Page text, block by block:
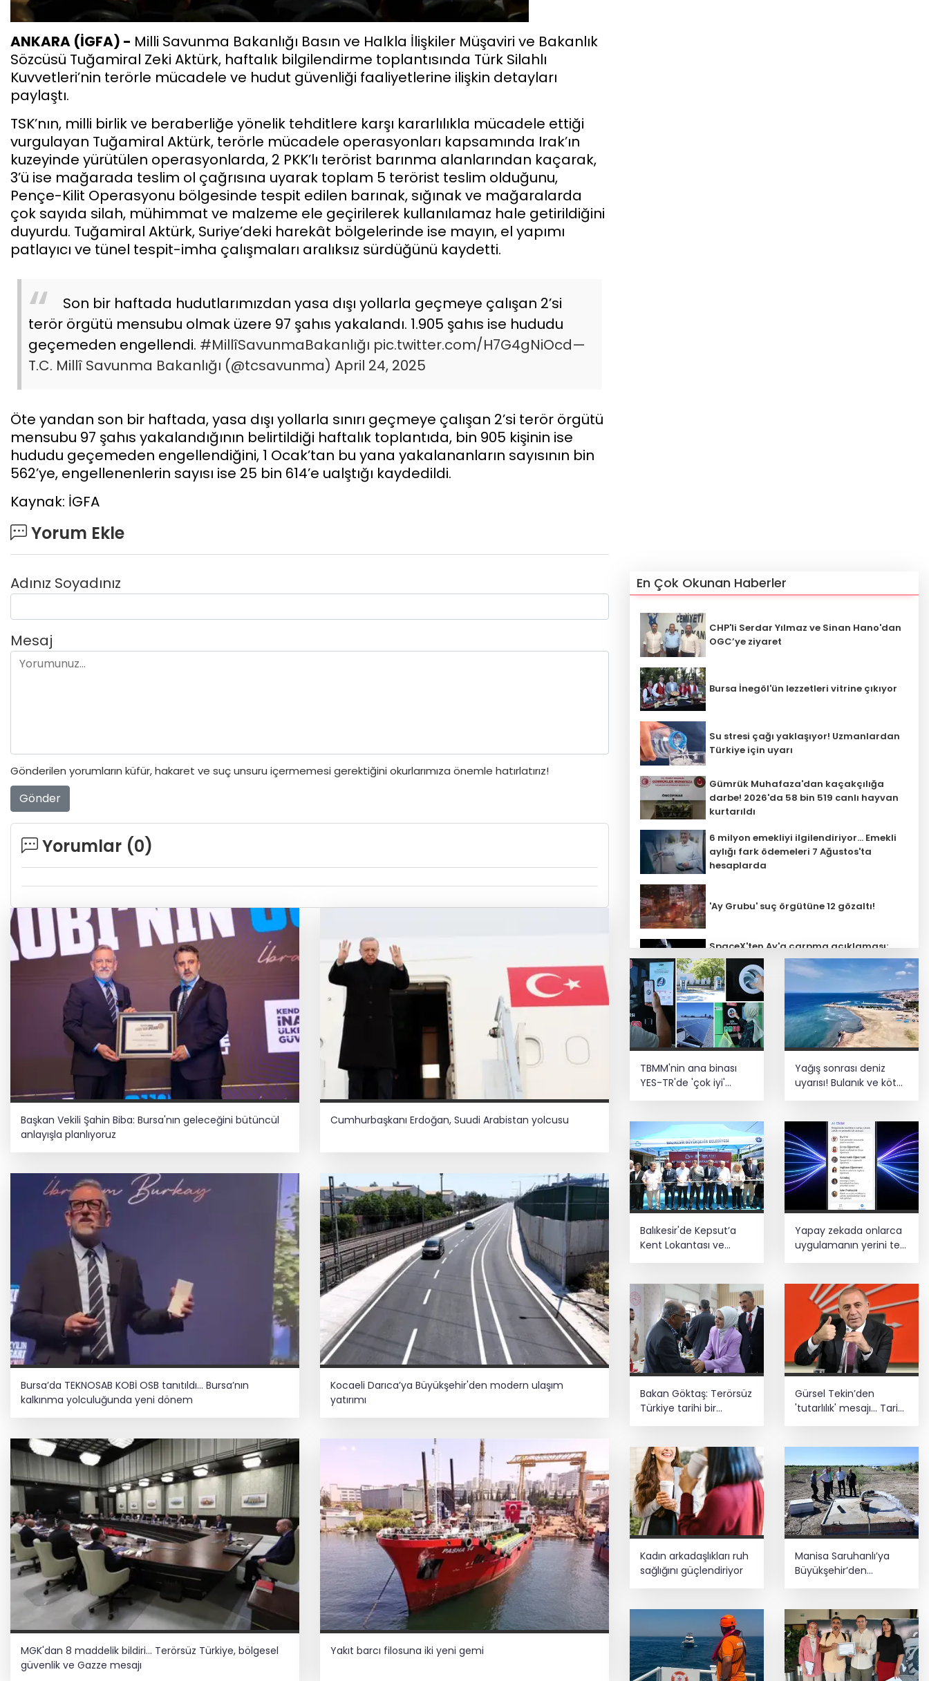
ANKARA (İGFA) - Milli Savunma Bakanlığı Basın ve Halkla İlişkiler Müşaviri ve Bakanlık
Sözcüsü Tuğamiral Zeki Aktürk, haftalık bilgilendirme toplantısında Türk Silahlı
Kuvvetleri’nin terörle mücadele ve hudut güvenliği faaliyetlerine ilişkin detayları
paylaştı.
TSK’nın, milli birlik ve beraberliğe yönelik tehditlere karşı kararlılıkla mücadele ettiği
vurgulayan Tuğamiral Aktürk, terörle mücadele operasyonları kapsamında Irak’ın
kuzeyinde yürütülen operasyonlarda, 2 PKK’lı terörist barınma alanlarından kaçarak,
3’ü ise mağarada teslim ol çağrısına uyarak toplam 5 terörist teslim olduğunu,
Pençe-Kilit Operasyonu bölgesinde tespit edilen barınak, sığınak ve mağaralarda
çok sayıda silah, mühimmat ve malzeme ele geçirilerek kullanılamaz hale getirildiğini
duyurdu. Tuğamiral Aktürk, Suriye’deki harekât bölgelerinde ise mayın, el yapımı
patlayıcı ve tünel tespit-imha çalışmaları aralıksız sürdüğünü kaydetti.
Son bir haftada hudutlarımızdan yasa dışı yollarla geçmeye çalışan 2’si
terör örgütü mensubu olmak üzere 97 şahıs yakalandı. 1.905 şahıs ise hududu
geçemeden engellendi. #MillîSavunmaBakanlığı pic.twitter.com/H7G4gNiOcd—
T.C. Millî Savunma Bakanlığı (@tcsavunma) April 24, 2025
Öte yandan son bir haftada, yasa dışı yollarla sınırı geçmeye çalışan 2’si terör örgütü
mensubu 97 şahıs yakalandığının belirtildiği haftalık toplantıda, bin 905 kişinin ise
hududu geçemeden engellendiğini, 1 Ocak’tan bu yana yakalananların sayısının bin
562’ye, engellenenlerin sayısı ise 25 bin 614’e ualştığı kaydedildi.
Kaynak: İGFA
Yorum Ekle
Adınız Soyadınız
Mesaj
Gönderilen yorumların küfür, hakaret ve suç unsuru içermemesi gerektiğini okurlarımıza önemle hatırlatırız!
Gönder
Yorumlar (0)
Başkan Vekili Şahin Biba: Bursa'nın geleceğini bütüncül
anlayışla planlıyoruz
Cumhurbaşkanı Erdoğan, Suudi Arabistan yolcusu
Bursa’da TEKNOSAB KOBİ OSB tanıtıldı... Bursa’nın
kalkınma yolculuğunda yeni dönem
Kocaeli Darıca’ya Büyükşehir'den modern ulaşım
yatırımı
MGK'dan 8 maddelik bildiri... Terörsüz Türkiye, bölgesel
güvenlik ve Gazze mesajı
Yakıt barcı filosuna iki yeni gemi
En Çok Okunan Haberler
CHP'li Serdar Yılmaz ve Sinan Hano'dan
OGC’ye ziyaret
Bursa İnegöl'ün lezzetleri vitrine çıkıyor
Su stresi çağı yaklaşıyor! Uzmanlardan
Türkiye için uyarı
Gümrük Muhafaza'dan kaçakçılığa
darbe! 2026'da 58 bin 519 canlı hayvan
kurtarıldı
6 milyon emekliyi ilgilendiriyor... Emekli
aylığı fark ödemeleri 7 Ağustos'ta
hesaplarda
'Ay Grubu' suç örgütüne 12 gözaltı!
SpaceX'ten Ay'a çarpma açıklaması:
Sorumlu uzay operasyonları için
çalışıyoruz
Bozcaada mercan resifleri için koruma
seferberliği... 180 deniz canlısı türü kayıt
altına alındı
Türk F-16'ları NATO görevi için
Estonya'da... MSB yerli savunma
sistemleriyle güçleniyor
ediyor... Hudutlarda 490 kişi yakalandı
TBMM'nin ana binası
YES-TR'de 'çok iyi'
Yağış sonrası deniz
uyarısı! Bulanık ve kötü
Balıkesir'de Kepsut’a
Kent Lokantası ve
altyapı desteği
Yapay zekada onlarca
uygulamanın yerini tek
asistan alabilir
Bakan Göktaş: Terörsüz
Türkiye tarihi bir
Gürsel Tekin’den
'tutarlılık' mesajı... Tarihi
Kadın arkadaşlıkları ruh
sağlığını güçlendiriyor
Manisa Saruhanlı’ya
Büyükşehir’den
tarımsal destek